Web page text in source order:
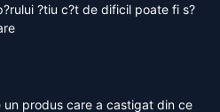
?tiu c?t de dificil poate fi s?
un produs care a castigat din ce